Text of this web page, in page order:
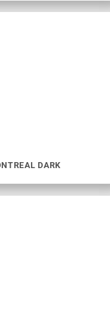
DARK